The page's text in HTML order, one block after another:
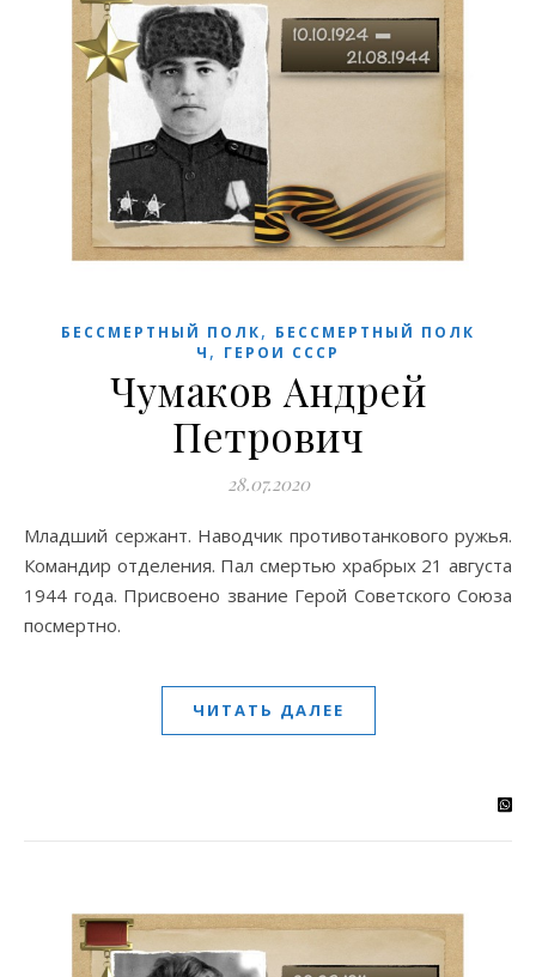
БЕССМЕРТНЫЙ ПОЛК, БЕССМЕРТНЫЙ ПОЛК
Ч , ГЕРОИ СССР
Чумаков Андрей
Петрович
28.07.2020
Младший сержант. Наводчик противотанкового ружья.
Командир отделения. Пал смертью храбрых 21 августа
1944 года. Присвоено звание Герой Советского Союза
посмертно.
ЧИТАТЬ ДАЛЕЕ